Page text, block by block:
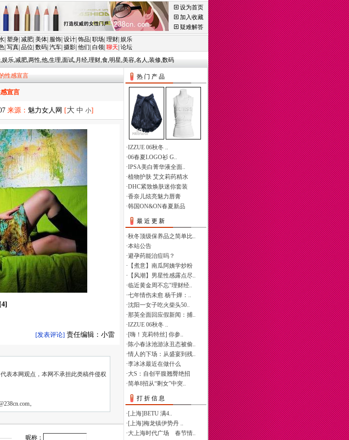
性感宣言
宣言
来源： 魅力女人网 [大 中 小]
[4]
[发表评论] 责任编辑：小雷
表本网观点，本网不承担此类稿件侵权
。
昵称：